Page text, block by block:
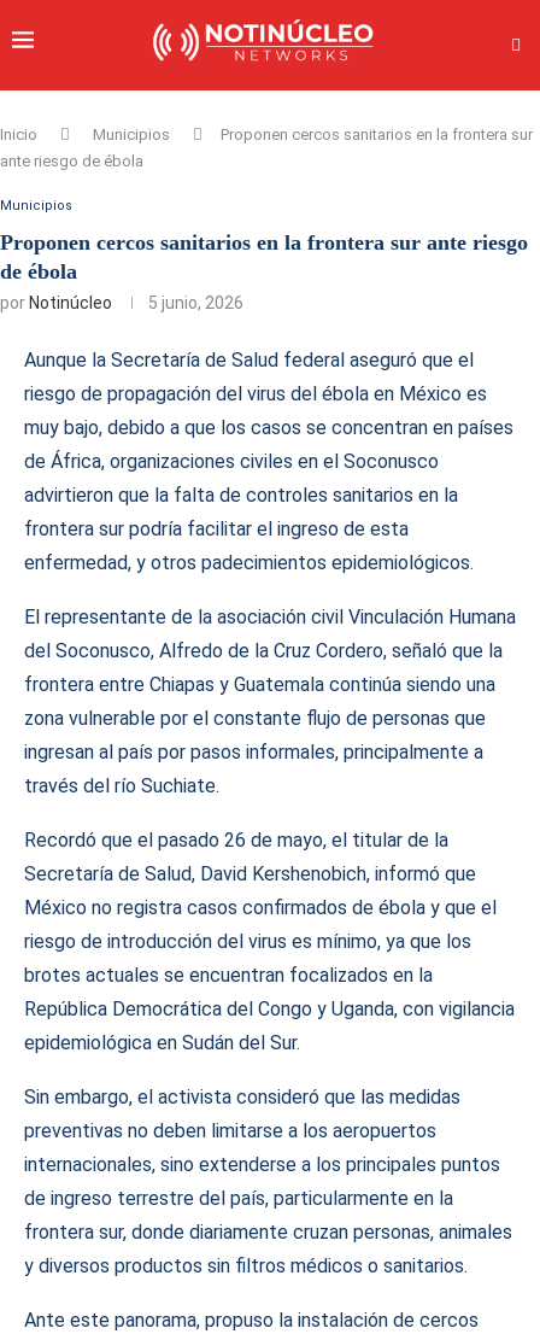
Inicio Municipios
Proponen cercos sanitarios en la frontera sur
ante riesgo de ébola
Municipios
Proponen cercos sanitarios en la frontera sur ante riesgo
de ébola
por Notinúcleo 5 junio, 2026
Aunque la Secretaría de Salud federal aseguró que el
riesgo de propagación del virus del ébola en México es
muy bajo, debido a que los casos se concentran en países
de África, organizaciones civiles en el Soconusco
advirtieron que la falta de controles sanitarios en la
frontera sur podría facilitar el ingreso de esta
enfermedad, y otros padecimientos epidemiológicos.
El representante de la asociación civil Vinculación Humana
del Soconusco, Alfredo de la Cruz Cordero, señaló que la
frontera entre Chiapas y Guatemala continúa siendo una
zona vulnerable por el constante flujo de personas que
ingresan al país por pasos informales, principalmente a
través del río Suchiate.
Recordó que el pasado 26 de mayo, el titular de la
Secretaría de Salud, David Kershenobich, informó que
México no registra casos confirmados de ébola y que el
riesgo de introducción del virus es mínimo, ya que los
brotes actuales se encuentran focalizados en la
República Democrática del Congo y Uganda, con vigilancia
epidemiológica en Sudán del Sur.
Sin embargo, el activista consideró que las medidas
preventivas no deben limitarse a los aeropuertos
internacionales, sino extenderse a los principales puntos
de ingreso terrestre del país, particularmente en la
frontera sur, donde diariamente cruzan personas, animales
y diversos productos sin filtros médicos o sanitarios.
Ante este panorama, propuso la instalación de cercos